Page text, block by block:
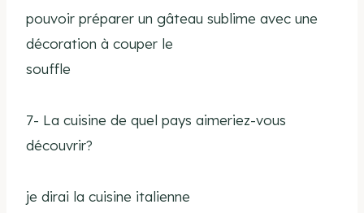
pouvoir préparer un gâteau sublime avec une
décoration à couper le
souffle
7- La cuisine de quel pays aimeriez-vous
découvrir?
je dirai la cuisine italienne